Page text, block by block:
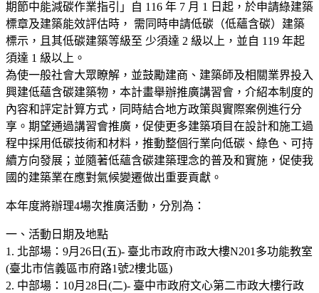
期節中能減碳作業指引」自 116 年 7 月 1 日起，於申請綠建築
標章及建築能效評估時， 需同時申請低碳（低蘊含碳）建築
標示，且其低碳建築等級至 少須達 2 級以上，並自 119 年起
須達 1 級以上。
為使一般社會大眾瞭解，並鼓勵建商、建築師及相關業界投入
興建低蘊含碳建築物，本計畫舉辦推廣講習會，介紹本制度的
內容和評定計算方式，同時結合地方政策與實際案例進行分
享。期望通過講習會推廣，促使更多建築項目在設計和施工過
程中採用低碳技術和材料，推動整個行業向低碳、綠色、可持
續方向發展；並隨著低蘊含碳建築理念的普及和實施，促使我
國的建築業在應對氣候變遷做出重要貢獻。
本年度將辦理4場次推廣活動，分別為：
一、活動日期及地點
1. 北部場：9月26日(五)- 臺北市政府市政大樓N201多功能教室
(臺北市信義區市府路1號2樓北區)
2. 中部場：10月28日(二)- 臺中市政府文心第二市政大樓行政